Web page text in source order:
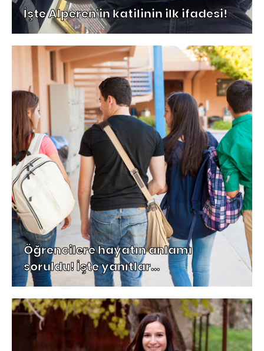
İşte Alperen'in katilinin ilk ifadesi!
Öğrencilere hayatın anlamı
soruldu! İşte yanıtlar...